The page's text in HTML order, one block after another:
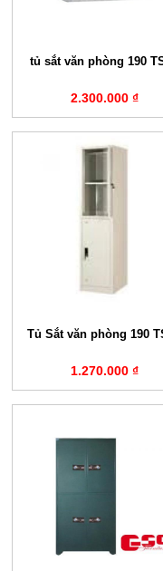
tủ sắt văn phòng 190
2.300.000 ₫
Tủ Sắt văn phòng 190
1.270.000 ₫